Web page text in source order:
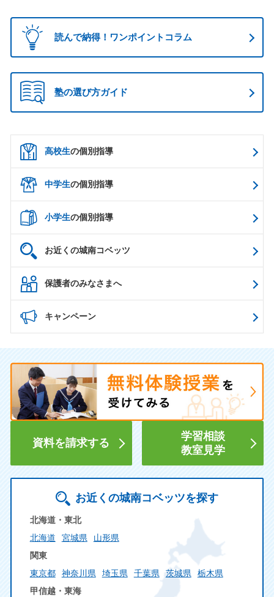
読んで納得！ワンポイントコラム
塾の選び方ガイド
高校生の個別指導
中学生の個別指導
小学生の個別指導
お近くの城南コベッツ
保護者のみなさまへ
キャンペーン
資料を請求する
学習相談
教室見学
お近くの城南コベッツを探す
北海道・東北
北海道
宮城県
山形県
関東
東京都
神奈川県 埼玉県 千葉県 茨城県
栃木県
甲信越・東海